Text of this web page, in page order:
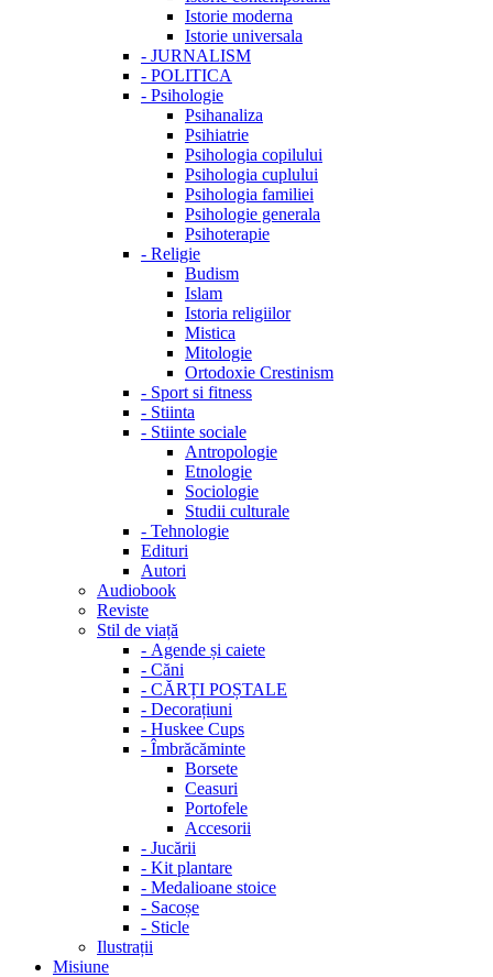
Istorie moderna
Istorie universala
- JURNALISM
- POLITICA
- Psihologie
Psihanaliza
Psihiatrie
Psihologia copilului
Psihologia cuplului
Psihologia familiei
Psihologie generala
Psihoterapie
- Religie
Budism
Islam
Istoria religiilor
Mistica
Mitologie
Ortodoxie Crestinism
- Sport si fitness
- Stiinta
- Stiinte sociale
Antropologie
Etnologie
Sociologie
Studii culturale
- Tehnologie
Edituri
Autori
Audiobook
Reviste
Stil de viață
- Agende și caiete
- Căni
- CĂRȚI POȘTALE
- Decorațiuni
- Huskee Cups
- Îmbrăcăminte
Borsete
Ceasuri
Portofele
Accesorii
- Jucării
- Kit plantare
- Medalioane stoice
- Sacoșe
- Sticle
Ilustrații
Misiune